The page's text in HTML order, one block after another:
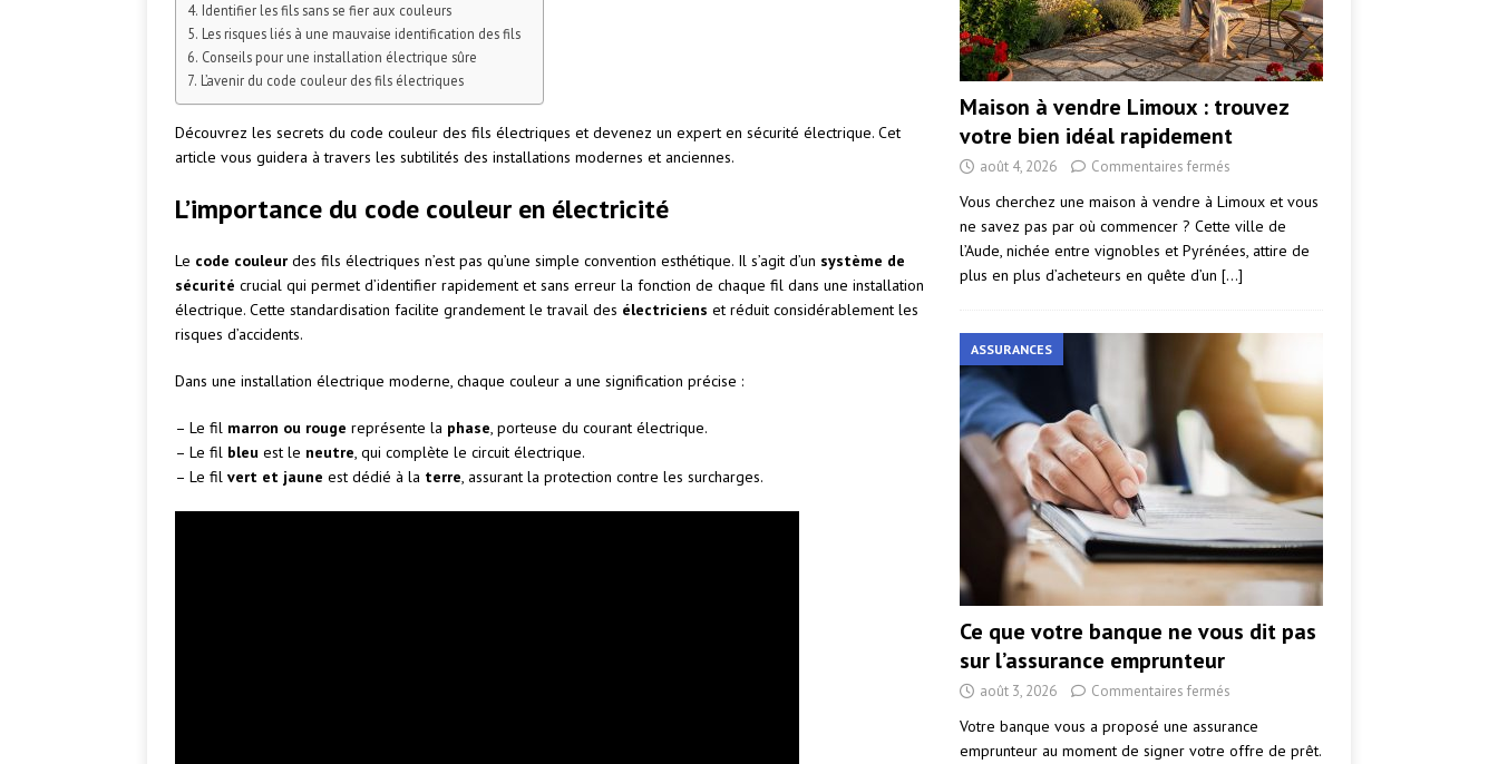
Identifier les fils sans se fier aux couleurs
Les risques liés à une mauvaise identification des fils
Conseils pour une installation électrique sûre
L’avenir du code couleur des fils électriques
Découvrez les secrets du code couleur des fils électriques et devenez un expert en sécurité électrique. Cet
article vous guidera à travers les subtilités des installations modernes et anciennes.
L’importance du code couleur en électricité
Le code couleur des fils électriques n’est pas qu’une simple convention esthétique. Il s’agit d’un système de
sécurité crucial qui permet d’identifier rapidement et sans erreur la fonction de chaque fil dans une installation
électrique. Cette standardisation facilite grandement le travail des électriciens et réduit considérablement les
risques d’accidents.
Dans une installation électrique moderne, chaque couleur a une signification précise :
– Le fil marron ou rouge représente la phase, porteuse du courant électrique.
– Le fil bleu est le neutre, qui complète le circuit électrique.
– Le fil vert et jaune est dédié à la terre, assurant la protection contre les surcharges.
Maison à vendre Limoux : trouvez
votre bien idéal rapidement
août 4, 2026 Commentaires fermés
Vous cherchez une maison à vendre à Limoux et vous
ne savez pas par où commencer ? Cette ville de
l’Aude, nichée entre vignobles et Pyrénées, attire de
plus en plus d’acheteurs en quête d’un […]
ASSURANCES
Ce que votre banque ne vous dit pas
sur l’assurance emprunteur
août 3, 2026 Commentaires fermés
Votre banque vous a proposé une assurance
emprunteur au moment de signer votre offre de prêt.